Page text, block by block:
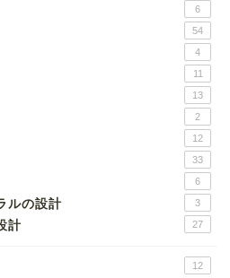
6
54
4
11
13
2
12
33
6
ルの設計 3
計 27
12